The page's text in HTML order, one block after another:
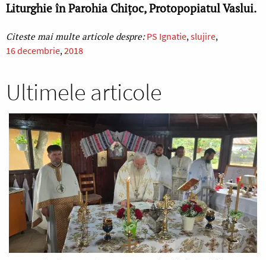
Liturghie în Parohia Chițoc, Protopopiatul Vaslui.
PS Ignatie slujire
16 decembrie 2018
Ultimele articole